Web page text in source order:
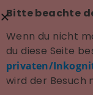
Bitte beachte
Wenn du nicht
du diese Seite
privaten/
wird der Besuch